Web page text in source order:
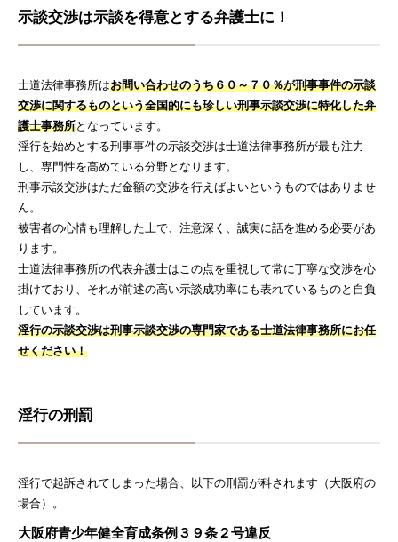
示談交渉は示談を得意とする弁護士に！
士道法律事務所はお問い合わせのうち６０～７０％が刑事事件の示談
交渉に関するものという全国的にも珍しい刑事示談交渉に特化した弁
護士事務所となっています。
淫行を始めとする刑事事件の示談交渉は士道法律事務所が最も注力
し、専門性を高めている分野となります。
刑事示談交渉はただ金額の交渉を行えばよいというものではありませ
ん。
被害者の心情も理解した上で、注意深く、誠実に話を進める必要があ
ります。
士道法律事務所の代表弁護士はこの点を重視して常に丁寧な交渉を心
掛けており、それが前述の高い示談成功率にも表れているものと自負
しています。
淫行の示談交渉は刑事示談交渉の専門家である士道法律事務所にお任
せください！
淫行の刑罰
淫行で起訴されてしまった場合、以下の刑罰が科されます（大阪府の
場合）。
大阪府青少年健全育成条例３９条２号違反